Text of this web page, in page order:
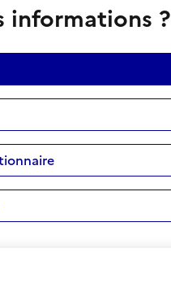
informations ?